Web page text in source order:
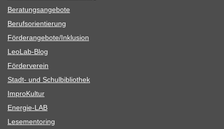
Bera­tungs­an­ge­bote
Berufs­ori­en­tie­rung
Förderangebote/​​Inklusion
Leo­Lab-Blog
För­der­ver­ein
Stadt- und Schulbibliothek
Impro­Kul­tur
Ener­­gie-LAB
Lese­men­to­ring